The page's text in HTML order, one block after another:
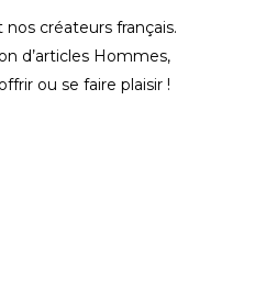
créateurs français.
d’articles Hommes,
ou se faire plaisir !